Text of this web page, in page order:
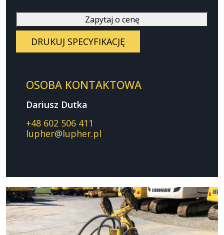
Zapytaj o cenę
DRUKUJ SPECYFIKACJĘ
OSOBA KONTAKTOWA
Dariusz Dutka
+48 602 506 411
lupher@lupher.pl